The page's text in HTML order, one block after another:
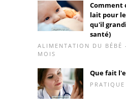
Comment
lait pour
qu'il
santé)
ALIMENTATION DU BÉBÉ
MOIS
Que fait